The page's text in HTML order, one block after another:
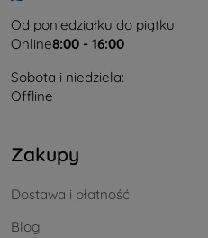
Od poniedziałku do piątku:
Online8:00 - 16:00
Sobota i niedziela:
Offline
Zakupy
Dostawa i płatność
Blog